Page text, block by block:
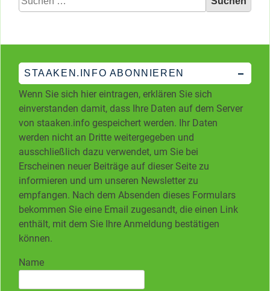
nach:
STAAKEN.INFO ABONNIEREN
Wenn Sie sich hier eintragen, erklären Sie sich
einverstanden damit, dass Ihre Daten auf dem Server
von staaken.info gespeichert werden. Ihr Daten
werden nicht an Dritte weitergegeben und
ausschließlich dazu verwendet, um Sie bei
Erscheinen neuer Beiträge auf dieser Seite zu
informieren und um unseren Newsletter zu
empfangen. Nach dem Absenden dieses Formulars
bekommen Sie eine Email zugesandt, die einen Link
enthält, mit dem Sie Ihre Anmeldung bestätigen
können.
Name